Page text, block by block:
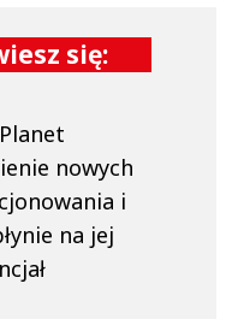
się:
nowych
i
na jej